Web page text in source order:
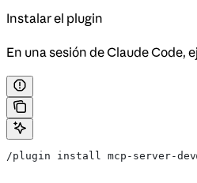
Instalar el plugin
En una sesión de Claude Code,
/plugin install mcp-server-